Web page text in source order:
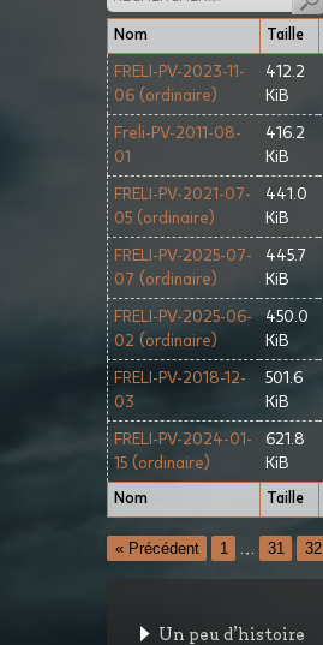
Nom Taille
Nom Taille
FRELI-PV-2023-11-
06 (ordinaire)
412.2
KiB
Freli-PV-2011-08-
01
416.2
KiB
FRELI-PV-2021-07-
05 (ordinaire)
441.0
KiB
FRELI-PV-2025-07-
07 (ordinaire)
445.7
KiB
FRELI-PV-2025-06-
02 (ordinaire)
450.0
KiB
FRELI-PV-2018-12-
03
501.6
KiB
FRELI-PV-2024-01-
15 (ordinaire)
621.8
KiB
« Précédent 1 … 31 32
Un peu d’histoire